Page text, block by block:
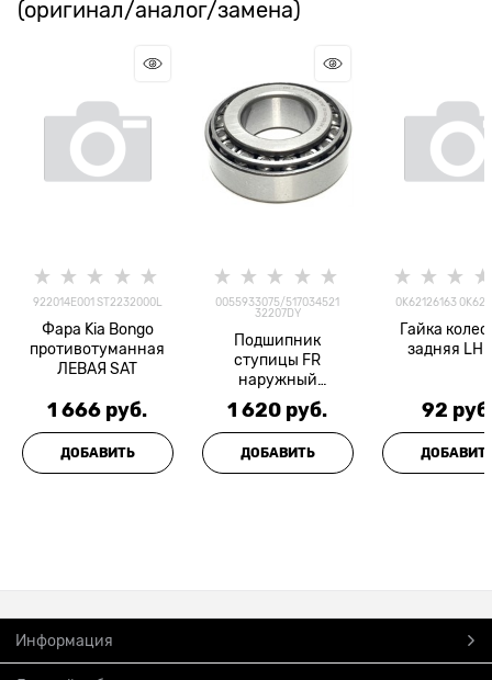
(оригинал/аналог/замена)
922014E001 ST2232000L
Фара Kia Bongo
противотуманная
ЛЕВАЯ SAT
1 666 руб.
ДОБАВИТЬ
0055933075/517034521
32207DY
Подшипник
ступицы FR
наружный
HD72/78/NKR55/NQ
R71/75/90/NLR85/F
USO/BONGO KBC
1 620 руб.
ДОБАВИТЬ
0K62126163
Гайка
задняя LH
92
Информация